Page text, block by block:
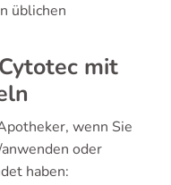
üblichen
mit
wenn Sie
oder
haben: